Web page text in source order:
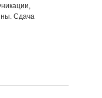
Сдача